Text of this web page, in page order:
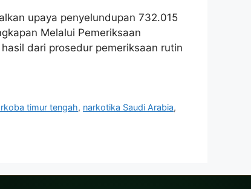
upaya penyelundupan 732.015
Melalui Pemeriksaan
dari prosedur pemeriksaan rutin
timur tengah, narkotika Saudi Arabia,